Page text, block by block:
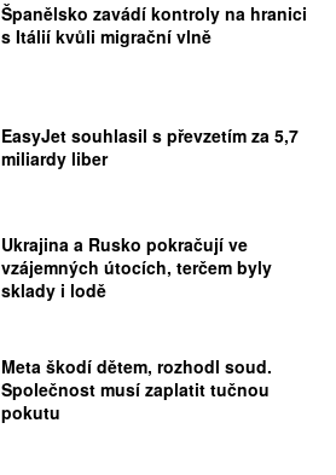
Španělsko zavádí kontroly na hranici
s Itálií kvůli migrační vlně
EasyJet souhlasil s převzetím za 5,7
miliardy liber
Ukrajina a Rusko pokračují ve
vzájemných útocích, terčem byly
sklady i lodě
Meta škodí dětem, rozhodl soud.
Společnost musí zaplatit tučnou
pokutu